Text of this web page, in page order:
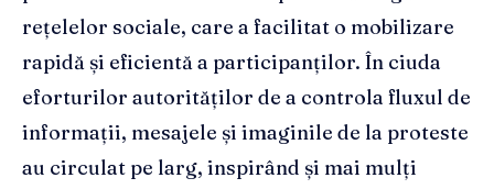
rețelelor sociale, care a facilitat o mobilizare
rapidă și eficientă a participanților. În ciuda
eforturilor autorităților de a controla fluxul de
informații, mesajele și imaginile de la proteste
au circulat pe larg, inspirând și mai mulți